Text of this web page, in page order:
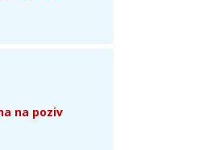
na poziv